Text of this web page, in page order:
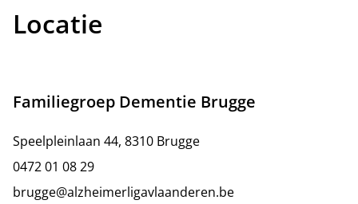
Locatie
Familiegroep Dementie Brugge
Speelpleinlaan 44, 8310 Brugge
0472 01 08 29
brugge@alzheimerligavlaanderen.be